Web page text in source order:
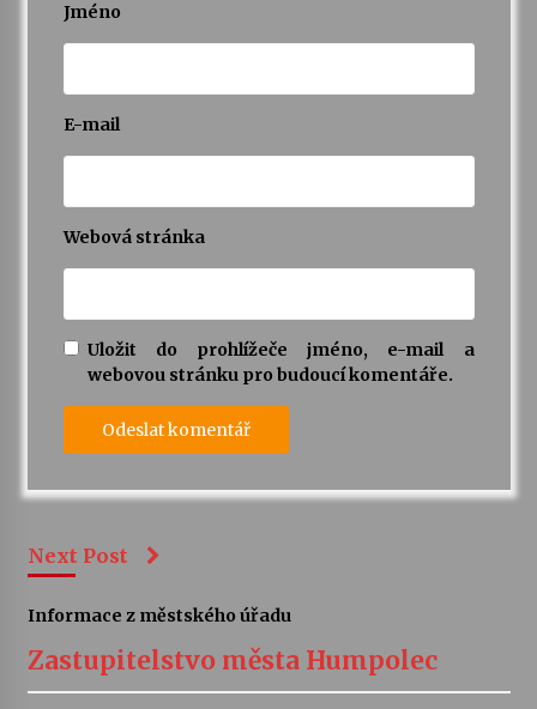
Jméno
E-mail
Webová stránka
Uložit do prohlížeče jméno, e-mail a
webovou stránku pro budoucí komentáře.
Next Post
Informace z městského úřadu
Zastupitelstvo města Humpolec